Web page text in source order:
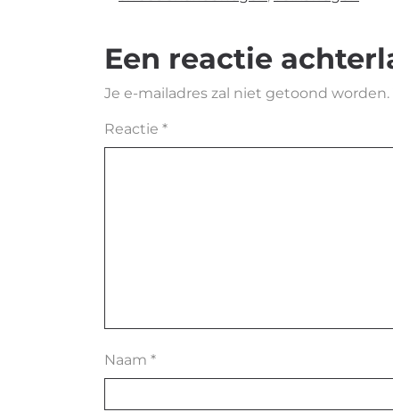
Een reactie
Je e-mailadres zal niet getoond worden.
Reactie *
Naam *